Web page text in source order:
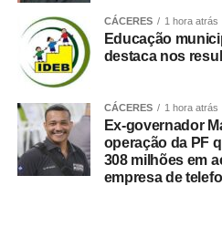
Durante sua manifestação, a
destacou a importância da
breve relato dos avanços
todos os setores da sociedade
de políticas públicas
vocês de braços abertos. São
municípios do Estado que
CÁCERES 1 hora atrás
Educação
destaca nos
CÁCERES 1 hora atrás
Ex-governador
operação da PF
308 milhões em
empresa de